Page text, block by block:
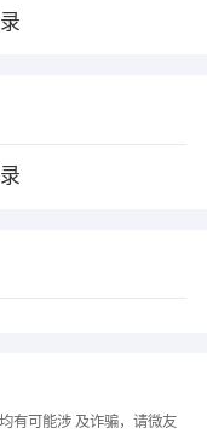
有可能涉 及诈骗，请微友